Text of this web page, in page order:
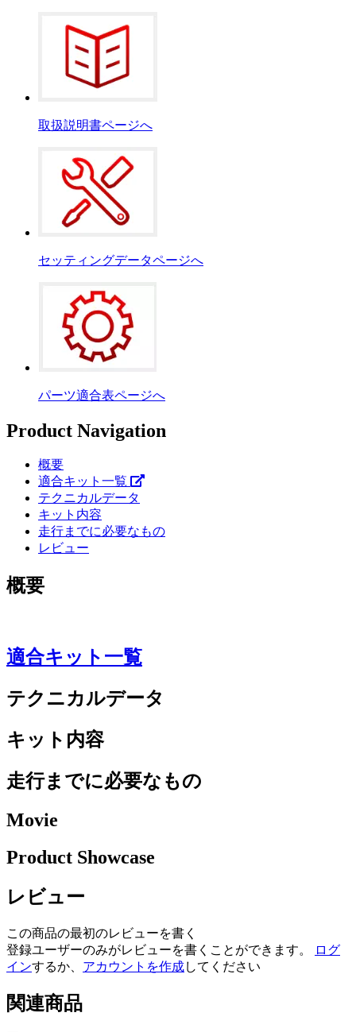
取扱説明書ページへ
セッティングデータページへ
パーツ適合表ページへ
Product Navigation
概要
適合キット一覧
テクニカルデータ
キット内容
走行までに必要なもの
レビュー
概要
適合キット一覧
テクニカルデータ
キット内容
走行までに必要なもの
Movie
Product Showcase
レビュー
この商品の最初のレビューを書く
登録ユーザーのみがレビューを書くことができます。
ログ
インするか、 アカウントを作成してください
関連商品